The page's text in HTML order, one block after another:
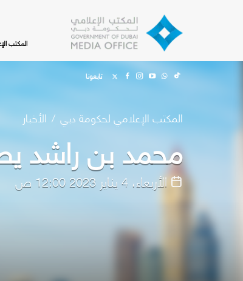
المكتب
تابعونا
المكتب الإعلامي لحكومة دبي الأخبار
محمد بن راشد
الأربعاء، 4 يناير 2023 12:00 ص